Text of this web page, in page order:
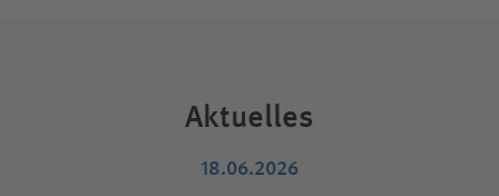
Aktuelles
18.06.2026